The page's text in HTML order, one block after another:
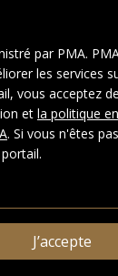
Tirages
s
par PMA.
les services
vous acceptez
et la politique
. Si vous n'êtes
J’accepte